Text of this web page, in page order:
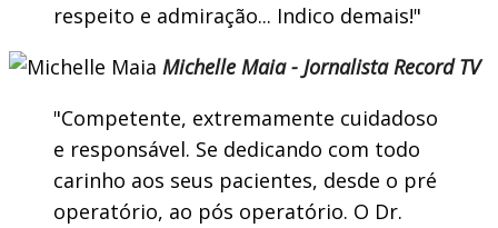
respeito e admiração... Indico demais!
Michelle Maia - Jornalista Record TV
Competente, extremamente cuidadoso
e responsável. Se dedicando com todo
carinho aos seus pacientes, desde o pré
operatório, ao pós operatório. O Dr.